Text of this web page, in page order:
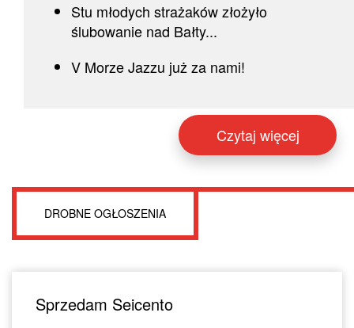
Stu młodych strażaków złożyło
ślubowanie nad Bałty...
V Morze Jazzu już za nami!
Czytaj więcej
DROBNE OGŁOSZENIA
Sprzedam Seicento